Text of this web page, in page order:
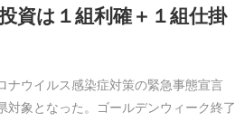
資は１組利確＋１組仕掛
ナウイルス感染症対策の緊急事態宣言
対象となった。ゴールデンウィーク終了